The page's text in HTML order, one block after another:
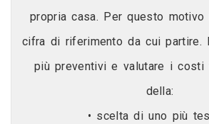
propria casa. Per questo
cifra di riferimento da cui partire.
più preventivi e valutare i costi
della:
• scelta di uno più